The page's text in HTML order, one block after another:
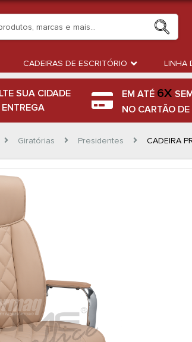
CADEIRAS DE ESCRITÓRIO LINHA
SUA CIDADE
EM ATÉ 6X
NO CARTÃO
Giratórias Presidentes CADEIRA